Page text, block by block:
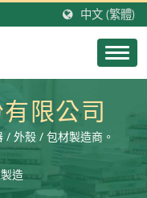
中文 (繁體)
限公司
/ 外殼 / 包材製造商。
造